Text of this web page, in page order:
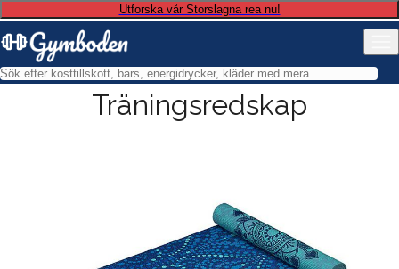
Utforska vår Storslagna rea nu!
Träningsredskap